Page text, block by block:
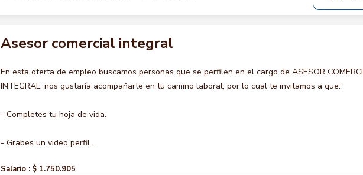
Asesor comercial integral
En esta oferta de empleo buscamos personas que se perfilen en el cargo de ASESOR
INTEGRAL, nos gustaría acompañarte en tu camino laboral, por lo cual te invitamos a que:
- Completes tu hoja de vida.
- Grabes un video perfil...
Salario : $ 1.750.905